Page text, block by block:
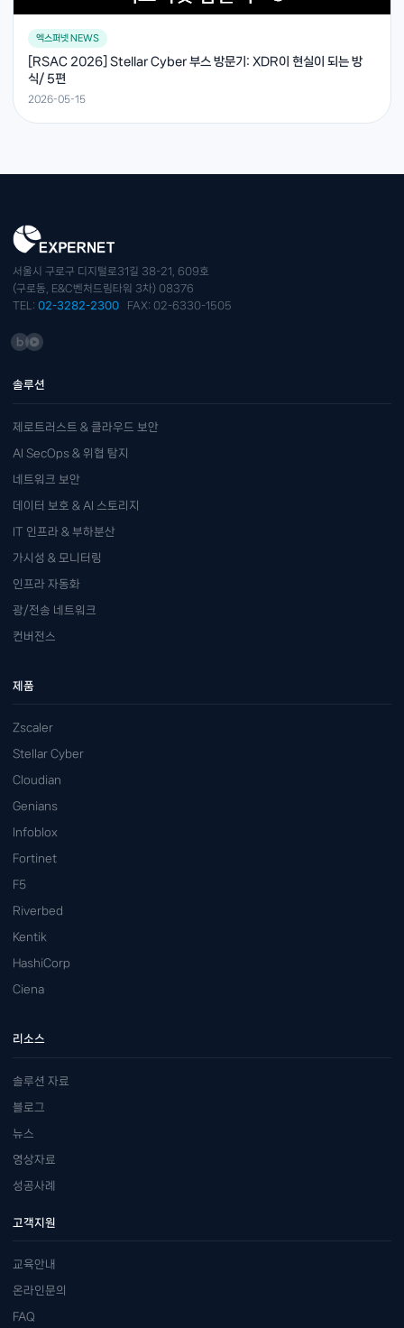
엑스퍼넷 NEWS
[RSAC 2026] Stellar Cyber 부스 방문기: XDR이 현실이 되는 방
식/ 5편
2026-05-15
서울시 구로구 디지털로31길 38-21, 609호
(구로동, E&C벤처드림타워 3차) 08376
TEL: 02-3282-2300 FAX: 02-6330-1505
솔루션
제로트러스트 & 클라우드 보안
AI SecOps & 위협 탐지
네트워크 보안
데이터 보호 & AI 스토리지
IT 인프라 & 부하분산
가시성 & 모니터링
인프라 자동화
광/전송 네트워크
컨버전스
제품
Zscaler
Stellar Cyber
Cloudian
Genians
Infoblox
Fortinet
F5
Riverbed
Kentik
HashiCorp
Ciena
리소스
솔루션 자료
블로그
뉴스
영상자료
성공사례
고객지원
교육안내
온라인문의
FAQ